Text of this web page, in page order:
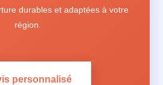
durables et adaptées à votre
région.
personnalisé